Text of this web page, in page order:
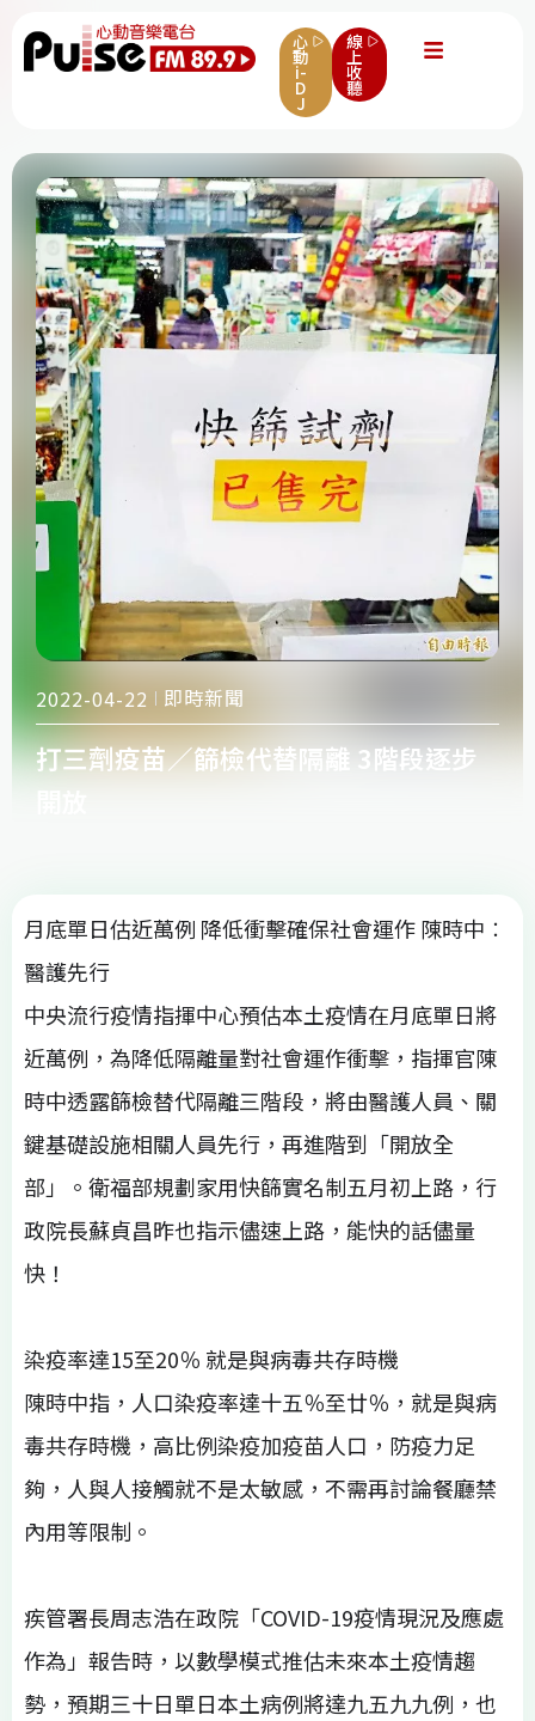
心
動
i-
D
J
線
上
收
聽
2022-04-22 即時新聞
打三劑疫苗／篩檢代替隔離 3階段逐步
月底單日估近萬例 降低衝擊確保社會運作 陳時中︰
醫護先行
中央流行疫情指揮中心預估本土疫情在月底單日將
近萬例，為降低隔離量對社會運作衝擊，指揮官陳
時中透露篩檢替代隔離三階段，將由醫護人員、關
鍵基礎設施相關人員先行，再進階到「開放全
部」。衛福部規劃家用快篩實名制五月初上路，行
政院長蘇貞昌昨也指示儘速上路，能快的話儘量
快！
染疫率達15至20％ 就是與病毒共存時機
陳時中指，人口染疫率達十五％至廿％，就是與病
毒共存時機，高比例染疫加疫苗人口，防疫力足
夠，人與人接觸就不是太敏感，不需再討論餐廳禁
內用等限制。
疾管署長周志浩在政院「COVID-19疫情現況及應處
作為」報告時，以數學模式推估未來本土疫情趨
勢，預期三十日單日本土病例將達九五九九例，也